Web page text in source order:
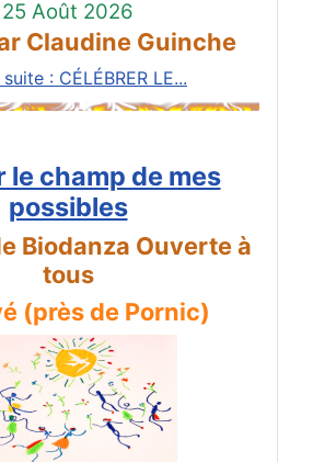
25 Août 2026
Claudine Guinche
: CÉLÉBRER LE...
le champ de mes
possibles
Biodanza Ouverte à
tous
(près de Pornic)